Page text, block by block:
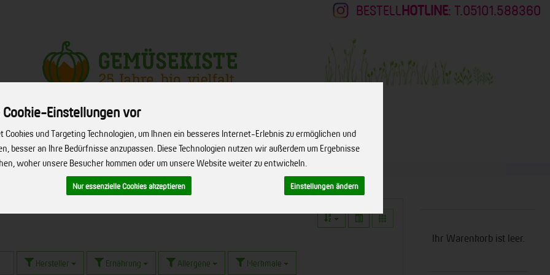
Cookie-Einstellungen vor
Cookies und Targeting Technologien, um Ihnen ein besseres Internet-Erlebnis zu ermöglichen und
besser an Ihre Bedürfnisse anzupassen. Diese Technologien nutzen wir außerdem um Ergebnisse
woher unsere Besucher kommen oder um unsere Website weiter zu entwickeln.
Nur essenzielle Cookies akzeptieren Einstellungen ändern
BESTELL HOTLINE: T.05101.588360
Produkt
FIRMENSERVICE REZEPTE BIO-HÖFE ÜBER UNS KONTAKT
Hersteller Ernährung Allergene Merkmale
Ihr Warenkorb ist leer.